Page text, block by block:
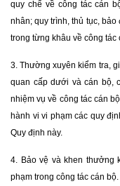
quy chế về công tác cán
nhân; quy trình, thủ tục,
trong từng khâu về công tác
3. Thường xuyên kiểm tra,
quan cấp dưới và cán bộ,
nhiệm vụ về công tác cán
hành vi vi phạm các quy
Quy định này.
4. Bảo vệ và khen thưởng
phạm trong công tác cán